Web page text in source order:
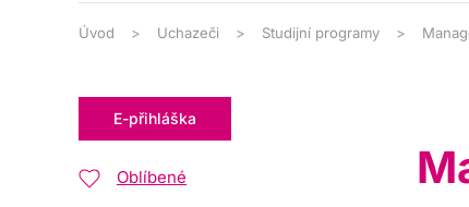
Úvod Uchazeči Studijní programy
E-přihláška
Oblíbené